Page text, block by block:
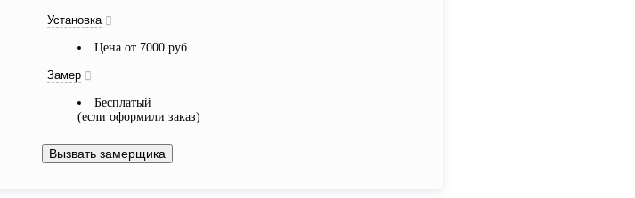
Установка
Цена от 7000 руб.
Замер
Бесплатый
(если оформили заказ)
Вызвать замерщика